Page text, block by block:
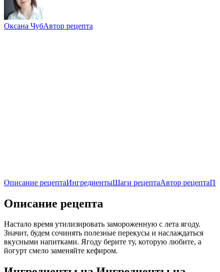
Оксана ЧубАвтор рецепта
Описание рецептаИнгредиентыШаги рецептаАвтор рецепта
Описание рецепта
Настало время утилизировать замороженную с лета ягоду.
Значит, будем сочинять полезные перекусы и наслаждаться
вкусными напитками. Ягоду берите ту, которую любите, а
йогурт смело заменяйте кефиром.